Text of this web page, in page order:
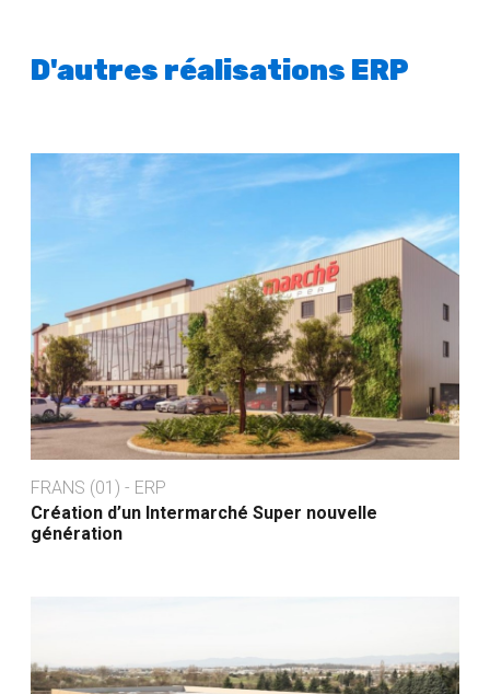
D'autres réalisations ERP
FRANS (01) - ERP
Création d’un Intermarché Super nouvelle
génération